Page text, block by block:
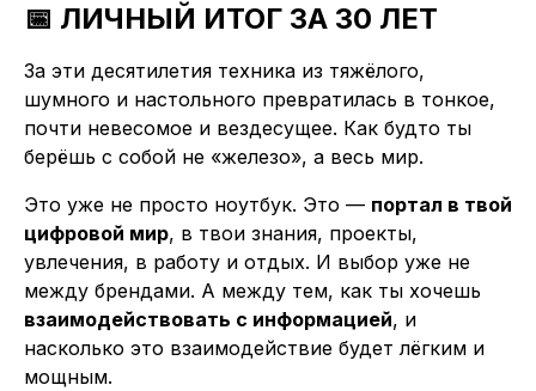
📅 ЛИЧНЫЙ ИТОГ ЗА 30 ЛЕТ
За эти десятилетия техника из тяжёлого,
шумного и настольного превратилась в тонкое,
почти невесомое и вездесущее. Как будто ты
берёшь с собой не «железо», а весь мир.
Это уже не просто ноутбук. Это — портал в твой
цифровой мир, в твои знания, проекты,
увлечения, в работу и отдых. И выбор уже не
между брендами. А между тем, как ты хочешь
взаимодействовать с информацией, и
насколько это взаимодействие будет лёгким и
мощным.